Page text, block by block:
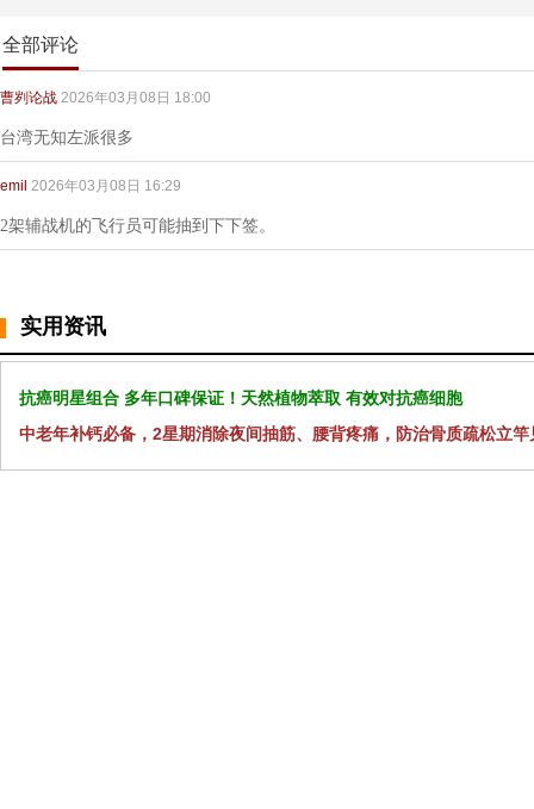
全部评论
曹刿论战 2026年03月08日 18:00
台湾无知左派很多
emil 2026年03月08日 16:29
2架辅战机的飞行员可能抽到下下签。
实用资讯
抗癌明星组合 多年口碑保证！天然植物萃取 有效对抗癌细胞
中老年补钙必备，2星期消除夜间抽筋、腰背疼痛，防治骨质疏松立竿